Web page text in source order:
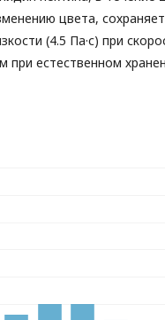
цвета,
(4.5 Па·с) при
при естественном